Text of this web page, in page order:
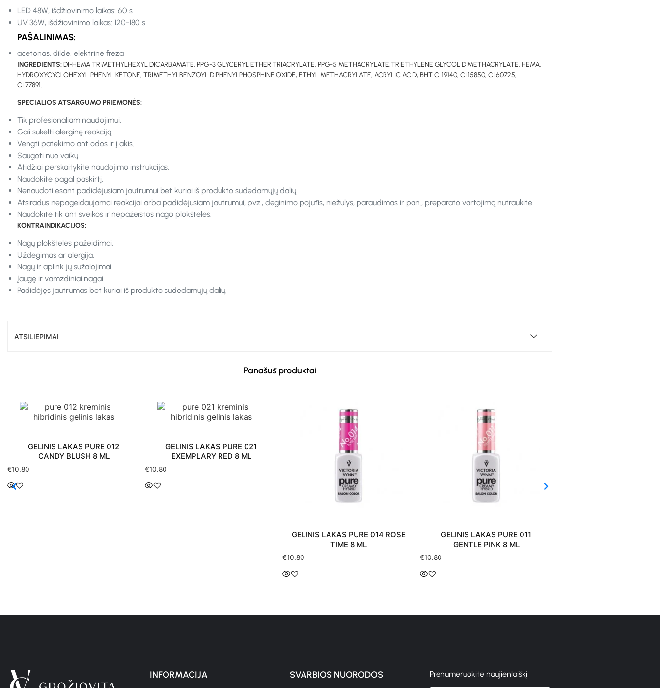
LED 48W, išdžiovinimo laikas: 60 s
UV 36W, išdžiovinimo laikas: 120-180 s
PAŠALINIMAS:
acetonas, dildė, elektrinė freza
INGREDIENTS:DI-HEMA TRIMETHYLHEXYL DICARBAMATE, PPG-3 GLYCERYL ETHER TRIACRYLATE, PPG-5 METHACRYLATE,TRIETHYLENE GLYCOL DIMETHACRYLATE, HEMA,
HYDROXYCYCLOHEXYL PHENYL KETONE, TRIMETHYLBENZOYL DIPHENYLPHOSPHINE OXIDE, ETHYL METHACRYLATE, ACRYLIC ACID, BHT CI 19140, CI 15850, CI 60725,
CI 77891.
SPECIALIOS ATSARGUMO PRIEMONĖS:
Tik profesionaliam naudojimui.
Gali sukelti alerginę reakciją.
Vengti patekimo ant odos ir į akis.
Saugoti nuo vaikų.
Atidžiai perskaitykite naudojimo instrukcijas.
Naudokite pagal paskirtį.
Nenaudoti esant padidėjusiam jautrumui bet kuriai iš produkto sudedamųjų dalių.
Atsiradus nepageidaujamai reakcijai arba padidėjusiam jautrumui, pvz., deginimo pojūtis, niežulys, paraudimas ir pan., preparato vartojimą nutraukite
Naudokite tik ant sveikos ir nepažeistos nago plokštelės.
KONTRAINDIKACIJOS:
Nagų plokštelės pažeidimai.
Uždegimas ar alergija.
Nagų ir aplink jų sužalojimai.
Įaugę ir vamzdiniai nagai.
Padidėjęs jautrumas bet kuriai iš produkto sudedamųjų dalių.
ATSILIEPIMAI
Panašūs produktai
GELINIS LAKAS PURE 012
CANDY BLUSH 8 ML
€10.80
GELINIS LAKAS PURE 021
EXEMPLARY RED 8 ML
€10.80
GELINIS LAKAS PURE 014 ROSE
TIME 8 ML
€10.80
GELINIS LAKAS PURE 011
GENTLE PINK 8 ML
€10.80
INFORMACIJA SVARBIOS NUORODOS Prenumeruokite naujienlaiškį